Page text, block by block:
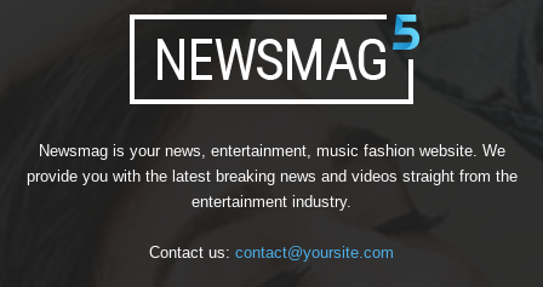
Newsmag is your news, entertainment, music fashion website. We
provide you with the latest breaking news and videos straight from the
entertainment industry.
Contact us: contact@yoursite.com